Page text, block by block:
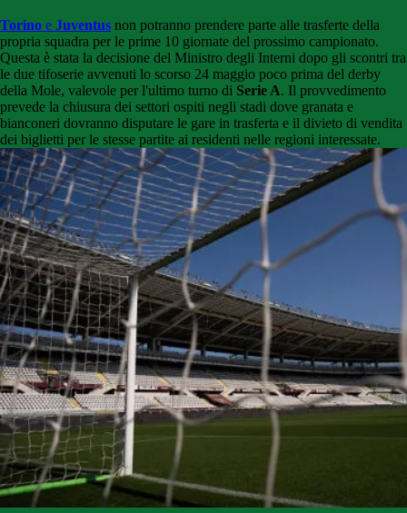
Torino e Juventus non potranno prendere parte alle trasferte della
propria squadra per le prime 10 giornate del prossimo campionato.
Questa è stata la decisione del Ministro degli Interni dopo gli scontri tra
le due tifoserie avvenuti lo scorso 24 maggio poco prima del derby
della Mole, valevole per l'ultimo turno di Serie A. Il provvedimento
prevede la chiusura dei settori ospiti negli stadi dove granata e
bianconeri dovranno disputare le gare in trasferta e il divieto di vendita
dei biglietti per le stesse partite ai residenti nelle regioni interessate.